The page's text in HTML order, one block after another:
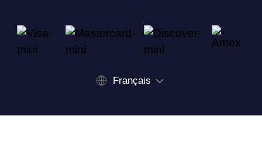
Français